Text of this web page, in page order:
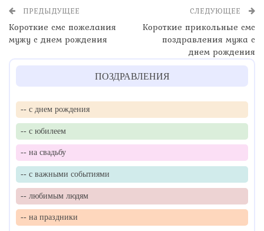
ПРЕДЫДУЩЕЕ
Короткие смс пожелания
мужу с днем рождения
СЛЕДУЮЩЕЕ
Короткие прикольные смс
поздравления мужа с
днем рождения
ПОЗДРАВЛЕНИЯ
-- с днем рождения
-- с юбилеем
-- на свадьбу
-- с важными событиями
-- любимым людям
-- на праздники